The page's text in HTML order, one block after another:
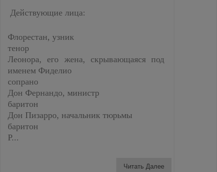
Действующие лица:
Флорестан, узник
тенор
Леонора, его жена, скрывающаяся под
именем Фиделио
сопрано
Дон Фернандо, министр
баритон
Дон Пизарро, начальник тюрьмы
баритон
Р...
Читать Далее